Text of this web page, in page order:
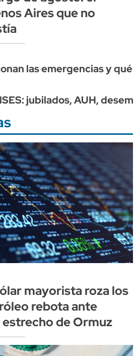
Aires que no
las emergencias y
jubilados, AUH,
mayorista roza los
rebota ante
de Ormuz